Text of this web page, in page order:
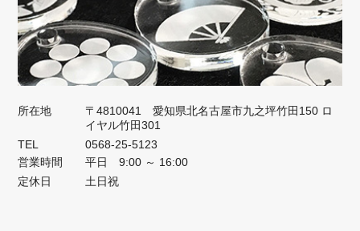
所在地
〒4810041 愛知県北名古屋市九之坪竹田150 ロ
イヤル竹田301
TEL
0568-25-5123
営業時間
平日 9:00 ～ 16:00
定休日
土日祝